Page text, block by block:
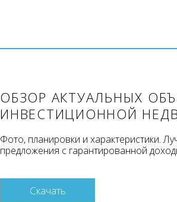
ОБЗОР АКТУАЛЬНЫХ
ИНВЕСТИЦИОННОЙ
Фото, планировки и характеристики.
предложения с гарантированной
Скачать